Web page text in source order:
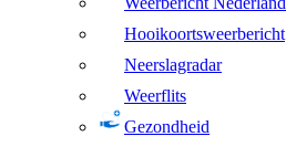
Hooikoortsweerbericht
Neerslagradar
Weerflits
Gezondheid